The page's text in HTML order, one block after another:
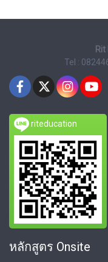
Tel :
riteducation
หลักสูตร Onsite